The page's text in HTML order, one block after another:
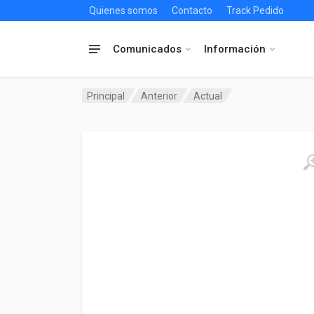
Quienes somos Contacto Track Pedido
Comunicados Información
Principal Anterior Actual